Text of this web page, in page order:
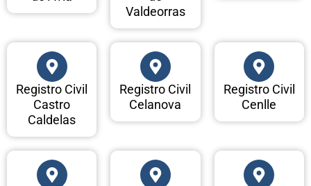
Valdeorras
Registro Civil
Castro
Caldelas
Registro Civil
Celanova
Registro Civil
Cenlle